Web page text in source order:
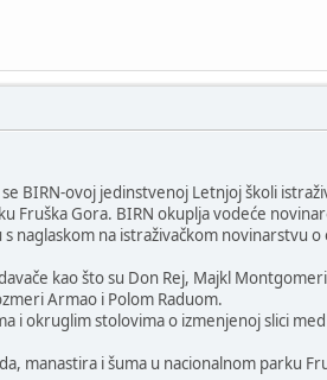
BIRN-ovoj jedinstvenoj Letnjoj školi
Gora. BIRN okuplja vodeće
naglaskom na istraživačkom novinarstvu
kao što su Don Rej, Majkl
Armao i Polom Raduom.
i okruglim stolovima o izmenjenoj slici
manastira i šuma u nacionalnom parku